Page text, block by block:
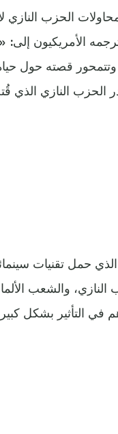
الحزب النازي
وتتمحور قصته
الحزب النازي الذي
الذي حمل تقنيات
النازي، والشعب
في التأثير بشكل